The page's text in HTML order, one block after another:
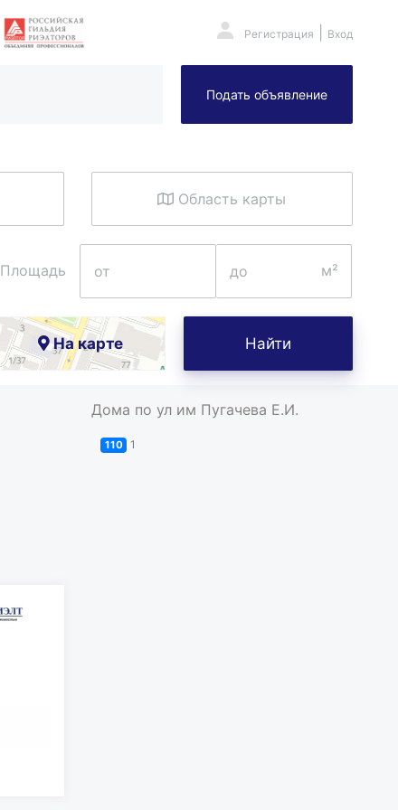
Регистрация Вход
Подать объявление
Область карты
Площадь
На карте
Найти
Дома по ул им Пугачева Е.И.
110 1